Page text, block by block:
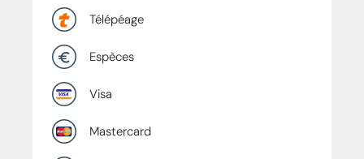
Télépéage
Espèces
Visa
Mastercard